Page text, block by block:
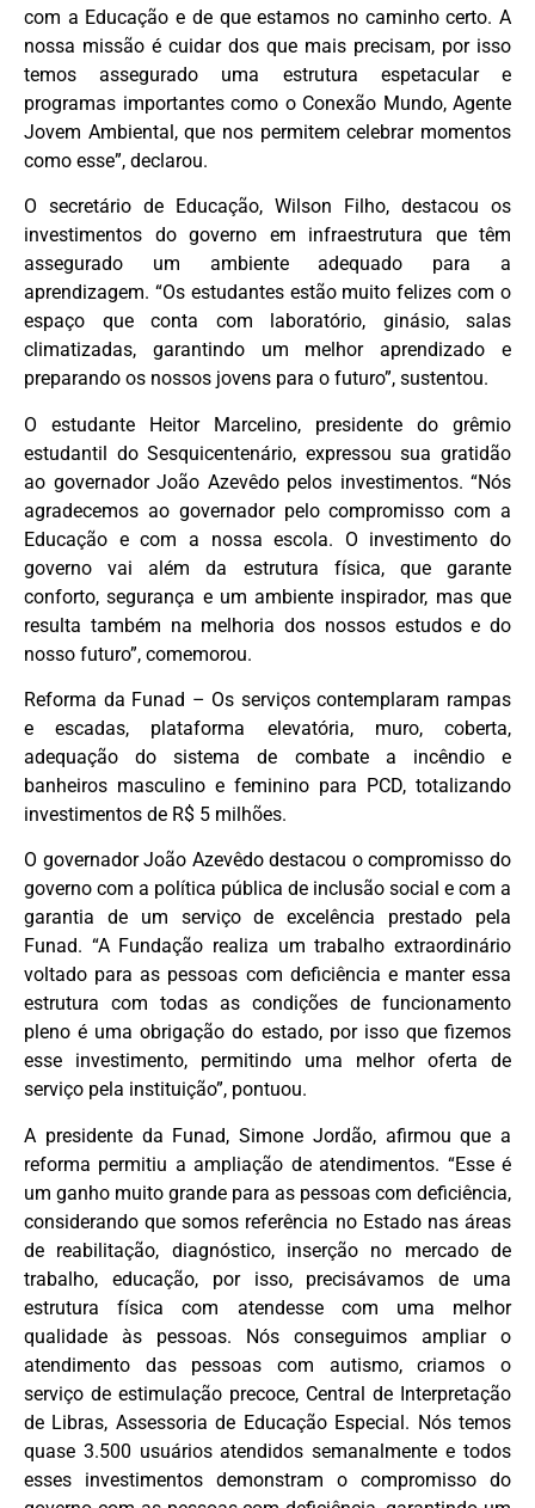
com a Educação e de que estamos no caminho certo. A
nossa missão é cuidar dos que mais precisam, por isso
temos assegurado uma estrutura espetacular e
programas importantes como o Conexão Mundo, Agente
Jovem Ambiental, que nos permitem celebrar momentos
como esse”, declarou.
O secretário de Educação, Wilson Filho, destacou os
investimentos do governo em infraestrutura que têm
assegurado um ambiente adequado para a
aprendizagem. “Os estudantes estão muito felizes com o
espaço que conta com laboratório, ginásio, salas
climatizadas, garantindo um melhor aprendizado e
preparando os nossos jovens para o futuro”, sustentou.
O estudante Heitor Marcelino, presidente do grêmio
estudantil do Sesquicentenário, expressou sua gratidão
ao governador João Azevêdo pelos investimentos. “Nós
agradecemos ao governador pelo compromisso com a
Educação e com a nossa escola. O investimento do
governo vai além da estrutura física, que garante
conforto, segurança e um ambiente inspirador, mas que
resulta também na melhoria dos nossos estudos e do
nosso futuro”, comemorou.
Reforma da Funad – Os serviços contemplaram rampas
e escadas, plataforma elevatória, muro, coberta,
adequação do sistema de combate a incêndio e
banheiros masculino e feminino para PCD, totalizando
investimentos de R$ 5 milhões.
O governador João Azevêdo destacou o compromisso do
governo com a política pública de inclusão social e com a
garantia de um serviço de excelência prestado pela
Funad. “A Fundação realiza um trabalho extraordinário
voltado para as pessoas com deficiência e manter essa
estrutura com todas as condições de funcionamento
pleno é uma obrigação do estado, por isso que fizemos
esse investimento, permitindo uma melhor oferta de
serviço pela instituição”, pontuou.
A presidente da Funad, Simone Jordão, afirmou que a
reforma permitiu a ampliação de atendimentos. “Esse é
um ganho muito grande para as pessoas com deficiência,
considerando que somos referência no Estado nas áreas
de reabilitação, diagnóstico, inserção no mercado de
trabalho, educação, por isso, precisávamos de uma
estrutura física com atendesse com uma melhor
qualidade às pessoas. Nós conseguimos ampliar o
atendimento das pessoas com autismo, criamos o
serviço de estimulação precoce, Central de Interpretação
de Libras, Assessoria de Educação Especial. Nós temos
quase 3.500 usuários atendidos semanalmente e todos
esses investimentos demonstram o compromisso do